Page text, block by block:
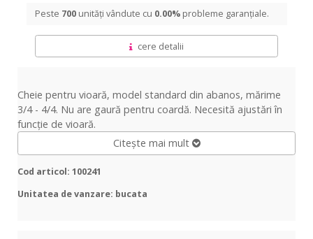
Peste 700 unități vândute cu 0.00% probleme garanțiale.
cere detalii
Cheie pentru vioară, model standard din abanos, mărime
3/4 - 4/4. Nu are gaură pentru coardă. Necesită ajustări în
funcție de vioară.
Citește mai mult
Cod articol: 100241
Unitatea de vanzare: bucata